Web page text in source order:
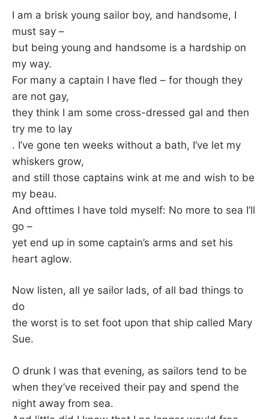
–
F
I
L
K
&
O
L
K
I am a brisk young sailor boy, and handsome, I
must say –
but being young and handsome is a hardship on
my way.
For many a captain I have fled – for though they
are not gay,
they think I am some cross-dressed gal and then
try me to lay
. I’ve gone ten weeks without a bath, I’ve let my
whiskers grow,
and still those captains wink at me and wish to be
my beau.
And ofttimes I have told myself: No more to sea I’ll
go –
yet end up in some captain’s arms and set his
heart aglow.
Now listen, all ye sailor lads, of all bad things to
do
the worst is to set foot upon that ship called Mary
Sue.
O drunk I was that evening, as sailors tend to be
when they’ve received their pay and spend the
night away from sea.